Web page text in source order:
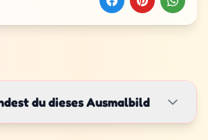
du dieses Ausmalbild